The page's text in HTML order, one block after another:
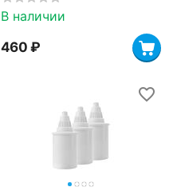
В наличии
‍460‍ ₽